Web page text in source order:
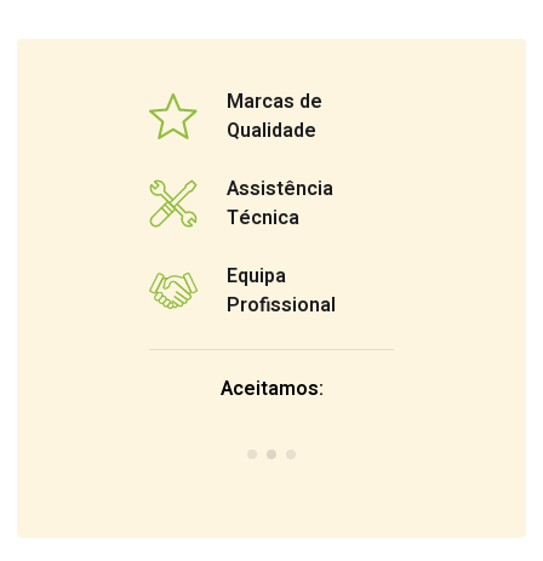
Marcas de
Qualidade
Assistência
Técnica
Equipa
Profissional
Aceitamos: